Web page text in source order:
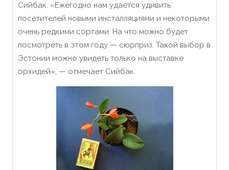
Сийбак. «Ежегодно нам удается удивить
посетителей новыми инсталляциями и некоторыми
очень редкими сортами. На что можно будет
посмотреть в этом году — сюрприз. Такой выбор в
Эстонии можно увидеть только на выставке
орхидей», — отмечает Сийбак.